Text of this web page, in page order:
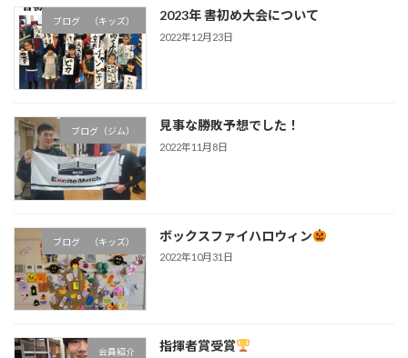
ブログ （キッズ） 2023年 書初め大会について
2022年12月23日
ブログ（ジム） 見事な勝敗予想でした！
2022年11月8日
ブログ （キッズ） ボックスファイハロウィン
2022年10月31日
会員紹介 指揮者賞受賞